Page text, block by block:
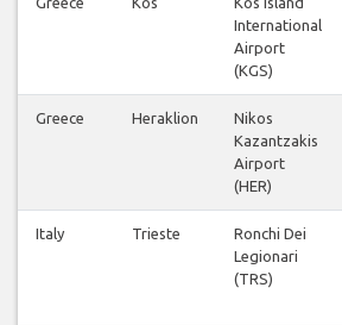
International
Airport
(KGS)
Greece Heraklion
Nikos
Kazantzakis
Airport
(HER)
Italy Trieste
Ronchi Dei
Legionari
(TRS)